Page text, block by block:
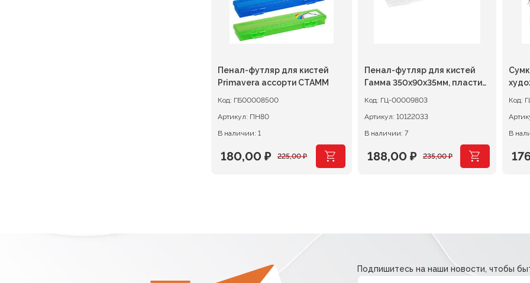
Пенал-футляр для кистей
Primavera ассорти СТАММ
Код: ГБ00008500
Артикул: ПН80
В наличии: 1
225,00₽
Первоначальная
180,00 ₽
Текущая
Пенал-футляр для кистей
Гамма 350х90х35мм, пластик,
Код: ГЦ-00009803
Артикул: 10122033
В наличии: 7
235,00₽
Первоначальная
188,00 ₽
Текущая
Код:
В
Подпишитесь на наши новости, чтобы